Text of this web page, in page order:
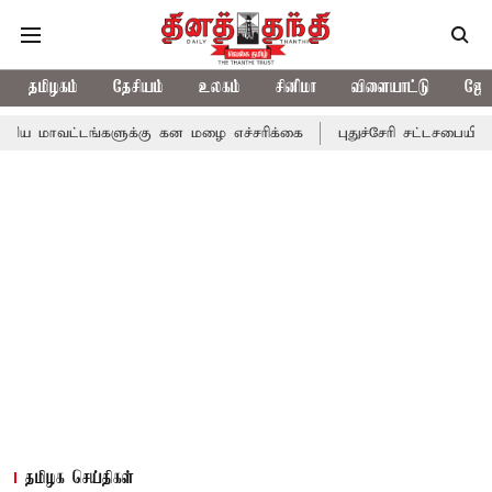
தமிழகம் தேசியம் உலகம் சினிமா விளையாட்டு
கன மழை எச்சரிக்கை புதுச்சேரி சட்டசபையில் வரும்
தமிழக செய்திகள்